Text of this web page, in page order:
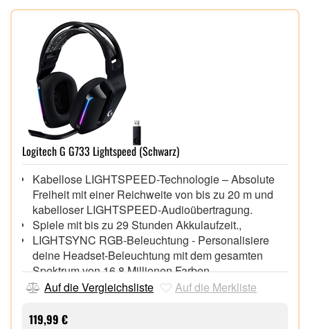
Logitech G G733 Lightspeed (Schwarz)
Kabellose LIGHTSPEED-Technologie – Absolute
Freiheit mit einer Reichweite von bis zu 20 m und
kabelloser LIGHTSPEED-Audioübertragung.
Spiele mit bis zu 29 Stunden Akkulaufzeit.,
LIGHTSYNC RGB-Beleuchtung - Personalisiere
deine Headset-Beleuchtung mit dem gesamten
Spektrum von 16,8 Millionen Farben.
Spiele mit farbiger, frontal ausgerichteter Zwei-
voreingestellten Animationen oder erstelle deine
Auf die Vergleichsliste Auf die Merkliste
119,99 €